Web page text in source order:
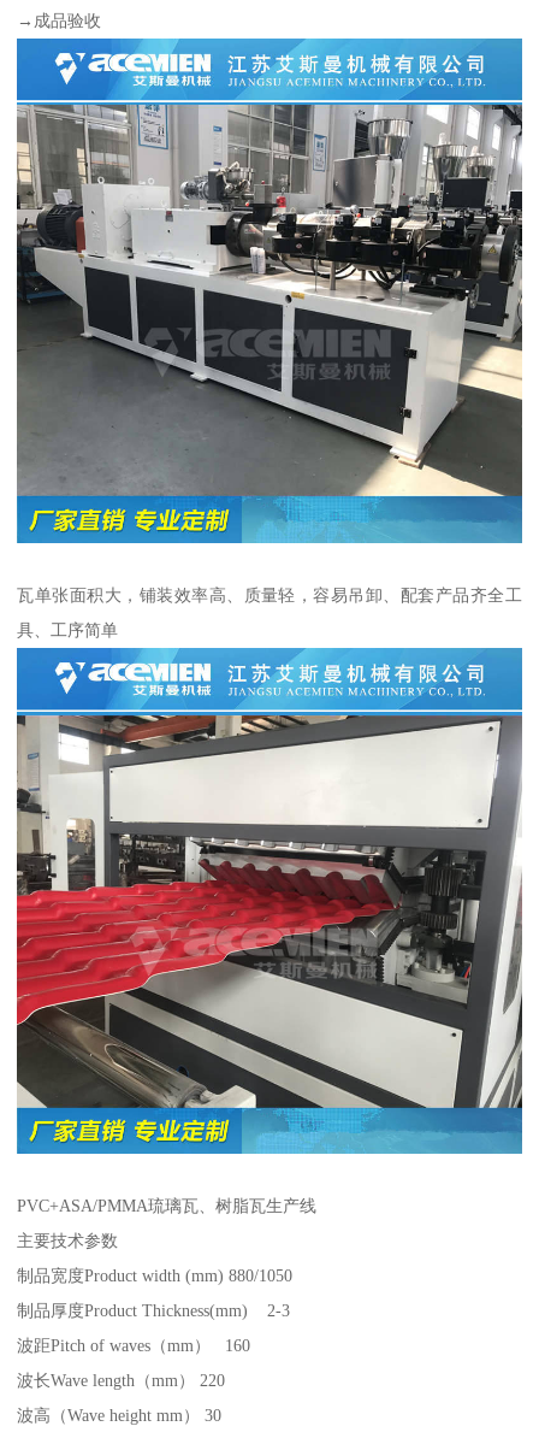
→成品验收
瓦单张面积大，铺装效率高、质量轻，容易吊卸、配套产品齐全工
具、工序简单
PVC+ASA/PMMA琉璃瓦、树脂瓦生产线
主要技术参数
制品宽度Product width (mm) 880/1050
制品厚度Product Thickness(mm) 2-3
波距Pitch of waves（mm） 160
波长Wave length（mm） 220
波高（Wave height mm） 30